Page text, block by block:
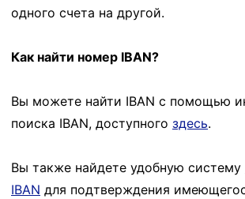
одного счета на другой.
Как найти номер IBAN?
Вы можете найти IBAN с помощью
поиска IBAN, доступного здесь.
Вы также найдете удобную систему
IBAN для подтверждения